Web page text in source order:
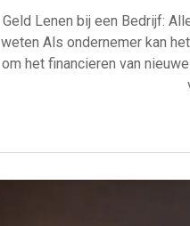
Geld Lenen bij een Bedrijf:
weten Als ondernemer kan
om het financieren van